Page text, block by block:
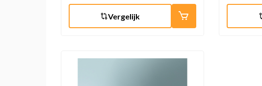
Vergelijk